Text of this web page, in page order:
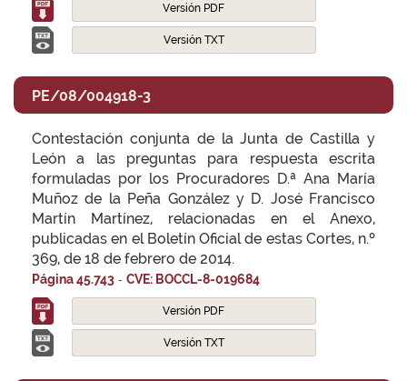
Versión PDF
Versión TXT
PE/08/004918-3
Contestación conjunta de la Junta de Castilla y
León a las preguntas para respuesta escrita
formuladas por los Procuradores D.ª Ana María
Muñoz de la Peña González y D. José Francisco
Martín Martínez, relacionadas en el Anexo,
publicadas en el Boletín Oficial de estas Cortes, n.º
369, de 18 de febrero de 2014.
Página 45.743 - CVE: BOCCL-8-019684
Versión PDF
Versión TXT